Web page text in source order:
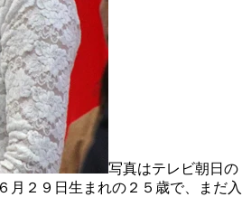
写真はテレビ朝日の
月２９日生まれの２５歳で、まだ入